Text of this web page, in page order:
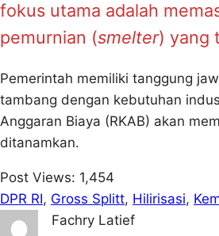
fokus utama adalah
pemurnian (smelter) yang
Pemerintah memiliki tanggung
tambang dengan kebutuhan
Anggaran Biaya (RKAB) akan
ditanamkan.
Post Views: 1,454
DPR RI, Gross Splitt, Hilirisasi,
Fachry Latief